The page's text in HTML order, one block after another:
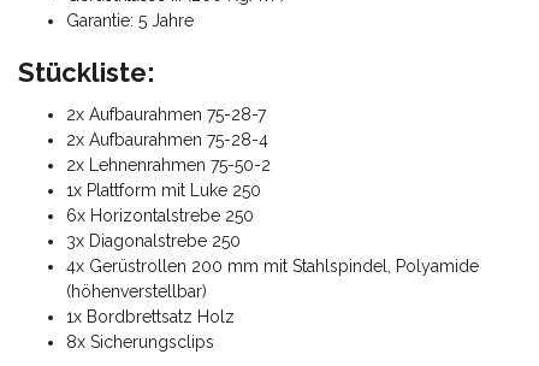
Garantie: 5 Jahre
Stückliste:
2x Aufbaurahmen 75-28-7
2x Aufbaurahmen 75-28-4
2x Lehnenrahmen 75-50-2
1x Plattform mit Luke 250
6x Horizontalstrebe 250
3x Diagonalstrebe 250
4x Gerüstrollen 200 mm mit Stahlspindel, Polyamide
(höhenverstellbar)
1x Bordbrettsatz Holz
8x Sicherungsclips